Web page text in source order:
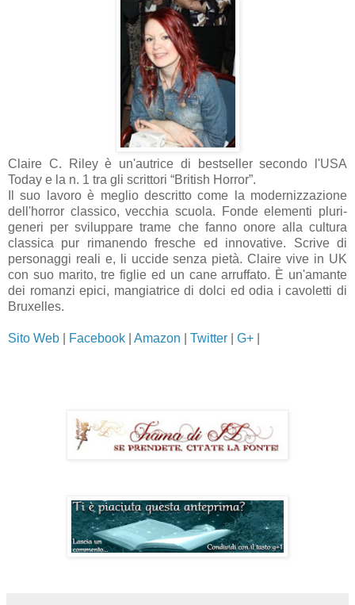
Claire C. Riley è un'autrice di bestseller secondo l'USA
Today e la n. 1 tra gli scrittori “British Horror”.
Il suo lavoro è meglio descritto come la modernizzazione
dell'horror classico, vecchia scuola. Fonde elementi pluri-
generi per sviluppare trame che fanno onore alla cultura
classica pur rimanendo fresche ed innovative. Scrive di
personaggi reali e, li uccide senza pietà. Claire vive in UK
con suo marito, tre figlie ed un cane arruffato. È un'amante
dei romanzi epici, mangiatrice di dolci ed odia i cavoletti di
Bruxelles.
Sito Web Facebook Amazon Twitter G+